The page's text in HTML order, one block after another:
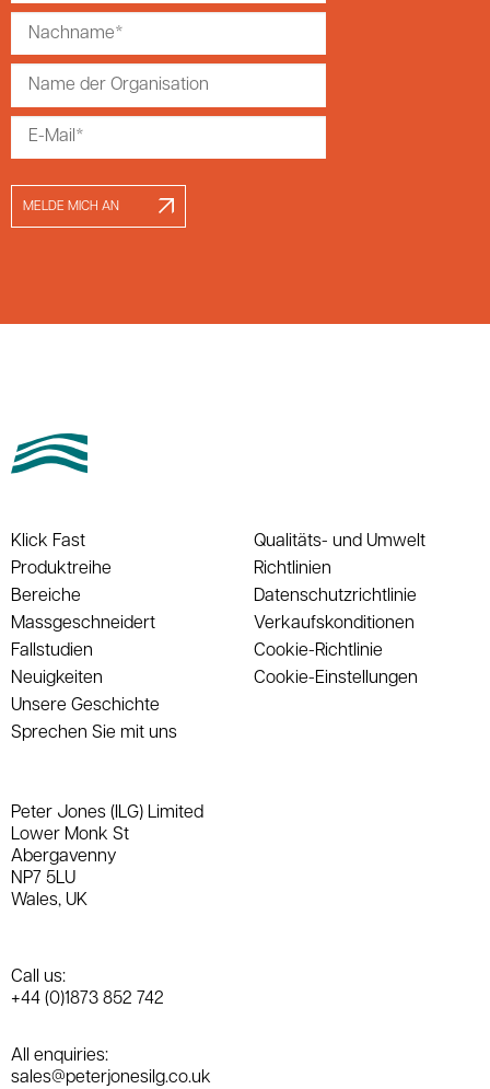
MELDE MICH AN
Klick Fast
Produktreihe
Bereiche
Massgeschneidert
Fallstudien
Neuigkeiten
Unsere Geschichte
Sprechen Sie mit uns
Qualitäts- und Umwelt
Richtlinien
Datenschutzrichtlinie
Verkaufskonditionen
Cookie-Richtlinie
Cookie-Einstellungen
Peter Jones (ILG) Limited
Lower Monk St
Abergavenny
NP7 5LU
Wales, UK
Call us:
+44 (0)1873 852 742
All enquiries:
sales@peterjonesilg.co.uk